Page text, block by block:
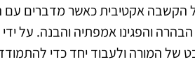
הקשבה אקטיבית כאשר מדברים
והפגינו אמפתיה והבנה. על
של המורה ולעבוד יחד כדי